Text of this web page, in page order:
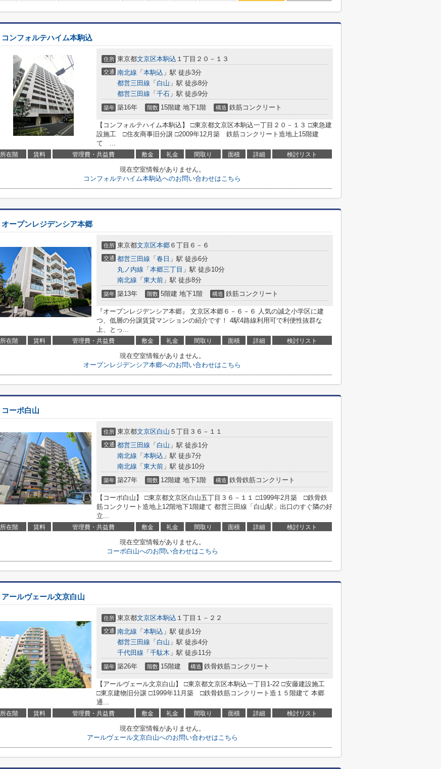
コンフォルテハイム本駒込
住所 東京都文京区本駒込 １丁目２０－１３
交通 南北線 「 本駒込 」駅 徒歩3分
都営三田線 「 白山 」駅 徒歩8分
都営三田線 「 千石 」駅 徒歩9分
築年 築16年 階数 15階建 地下1階 構造 鉄筋コンクリート
【コンフォルテハイム本駒込】 □東京都文京区本駒込一丁目２０－１３ □東急建
設施工 □住友商事旧分譲 □2009年12月築 鉄筋コンクリート造地上15階建
て ...
所在階 賃料 管理費・共益費 敷金 礼金 間取り 面積 詳細 検討リスト
現在空室情報がありません。
コンフォルテハイム本駒込へのお問い合わせはこちら
オープンレジデンシア本郷
住所 東京都文京区本郷 ６丁目６－６
交通 都営三田線 「 春日 」駅 徒歩6分
丸ノ内線 「 本郷三丁目 」駅 徒歩10分
南北線 「 東大前 」駅 徒歩8分
築年 築13年 階数 5階建 地下1階 構造 鉄筋コンクリート
『オープンレジデンシア本郷』 文京区本郷６－６－６ 人気の誠之小学区に建
つ、低層の分譲賃貸マンションの紹介です！ 4駅4路線利用可で利便性抜群な
上、とっ...
所在階 賃料 管理費・共益費 敷金 礼金 間取り 面積 詳細 検討リスト
現在空室情報がありません。
オープンレジデンシア本郷へのお問い合わせはこちら
コーポ白山
住所 東京都文京区白山 ５丁目３６－１１
交通 都営三田線 「 白山 」駅 徒歩1分
南北線 「 本駒込 」駅 徒歩7分
南北線 「 東大前 」駅 徒歩10分
築年 築27年 階数 12階建 地下1階 構造 鉄骨鉄筋コンクリート
【コーポ白山】 □東京都文京区白山五丁目３６－１１ □1999年2月築 □鉄骨鉄
筋コンクリート造地上12階地下1階建て 都営三田線「白山駅」出口のすぐ隣の好
立...
所在階 賃料 管理費・共益費 敷金 礼金 間取り 面積 詳細 検討リスト
現在空室情報がありません。
コーポ白山へのお問い合わせはこちら
アールヴェール文京白山
住所 東京都文京区本駒込 １丁目１－２２
交通 南北線 「 本駒込 」駅 徒歩1分
都営三田線 「 白山 」駅 徒歩4分
千代田線 「 千駄木 」駅 徒歩11分
築年 築26年 階数 15階建 構造 鉄骨鉄筋コンクリート
【アールヴェール文京白山】 □東京都文京区本駒込一丁目1-22 □安藤建設施工
□東京建物旧分譲 □1999年11月築 □鉄骨鉄筋コンクリート造１５階建て 本郷
通...
所在階 賃料 管理費・共益費 敷金 礼金 間取り 面積 詳細 検討リスト
現在空室情報がありません。
アールヴェール文京白山へのお問い合わせはこちら